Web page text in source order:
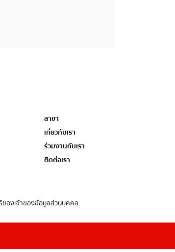
สาขา
เกี่ยวกับเรา
ร่วมงานกับเรา
ติดต่อเรา
ของเจ้าของข้อมูลส่วนบุคคล